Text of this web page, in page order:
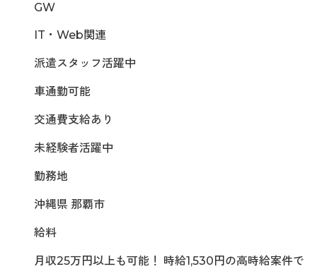
GW
IT・Web関連
派遣スタッフ活躍中
車通勤可能
交通費支給あり
未経験者活躍中
勤務地
沖縄県 那覇市
給料
月収25万円以上も可能！ 時給1,530円の高時給案件で